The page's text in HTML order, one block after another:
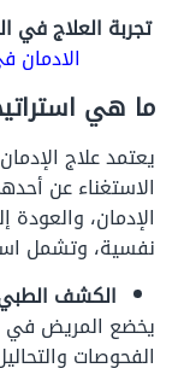
تجربة العلاج في
الادمان
ما هي
يعتمد علاج
الاستغناء عن
الإدمان،
نفسية، وتشمل
الكشف
يخضع المريض في
الفحوصات